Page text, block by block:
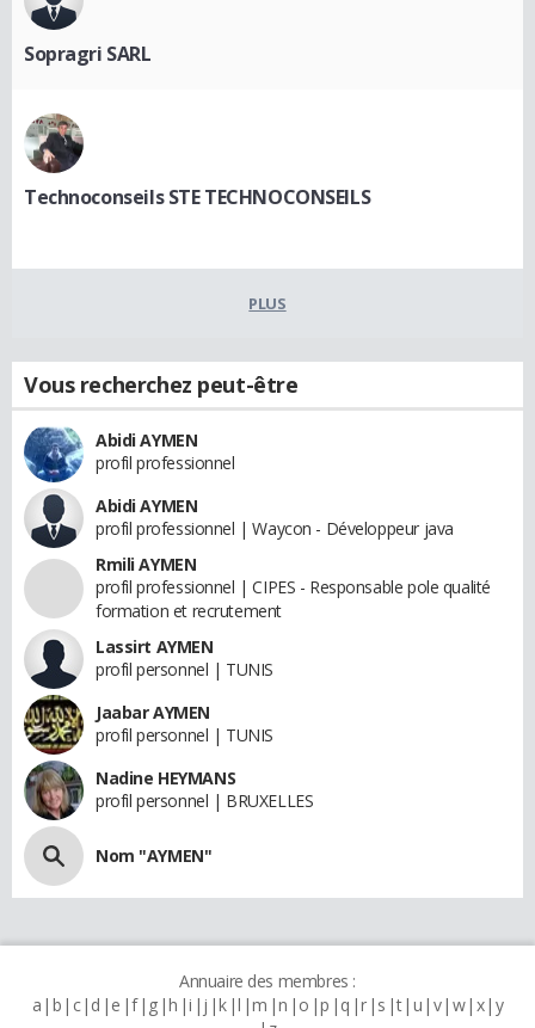
Sopragri SARL
Technoconseils STE TECHNOCONSEILS
PLUS
Vous recherchez peut-être
Abidi AYMEN
profil professionnel
Abidi AYMEN
profil professionnel | Waycon - Développeur java
Rmili AYMEN
profil professionnel | CIPES - Responsable pole qualité
formation et recrutement
Lassirt AYMEN
profil personnel | TUNIS
Jaabar AYMEN
profil personnel | TUNIS
Nadine HEYMANS
profil personnel | BRUXELLES
Nom "AYMEN"
Annuaire des membres :
a b c d e f g h i j k l m n o p q r s t u v w x y